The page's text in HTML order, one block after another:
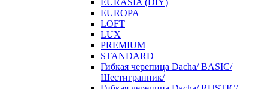
EURASIA (DIY)
EUROPA
LOFT
LUX
PREMIUM
STANDARD
Гибкая черепица Dacha/ BASIC/
Шестигранник/